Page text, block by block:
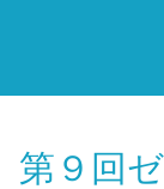
第９回